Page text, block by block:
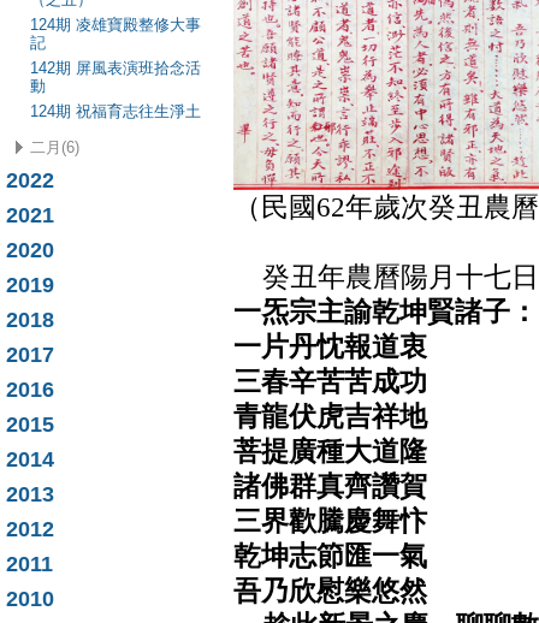
124期 凌雄寶殿整修大事
記
142期 屏風表演班拾念活
動
124期 祝福育志往生淨土
二月(6)
2022
2021
2020
2019
2018
2017
2016
2015
2014
2013
2012
2011
2010
（民國62年歲次癸丑農
癸丑年農曆陽月十七
一炁宗主諭乾坤賢諸子：
一片丹忱報道衷
三春辛苦苦成功
青龍伏虎吉祥地
菩提廣種大道隆
諸佛群真齊讚賀
三界歡騰慶舞忭
乾坤志節匯一氣
吾乃欣慰樂悠然